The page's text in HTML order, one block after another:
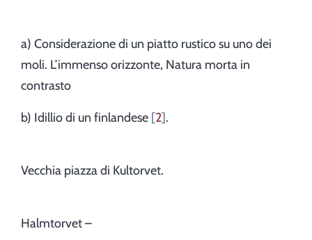
a) Considerazione di un piatto rustico su uno dei
moli. L’immenso orizzonte, Natura morta in
contrasto
b) Idillio di un finlandese 2 .
Vecchia piazza di Kultorvet.
Halmtorvet –